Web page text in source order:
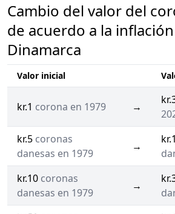
Cambio del valor del
de acuerdo a la
Dinamarca
Valor inicial
kr.1 corona en 1979 →
kr.5 coronas
danesas en 1979
→
kr.10 coronas
danesas en 1979
→